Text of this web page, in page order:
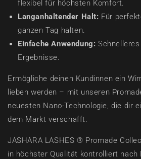
flexibel für höchsten Komfort.
Langanhaltender Halt: Für
ganzen Tag halten.
Einfache Anwendung:
Ergebnisse.
Ermögliche deinen Kundinnen ein
lieben werden – mit unseren
neuesten Nano-Technologie, die dir
dem Markt verschafft.
JASHARA LASHES ® Promade
in höchster Qualität kontrolliert nach